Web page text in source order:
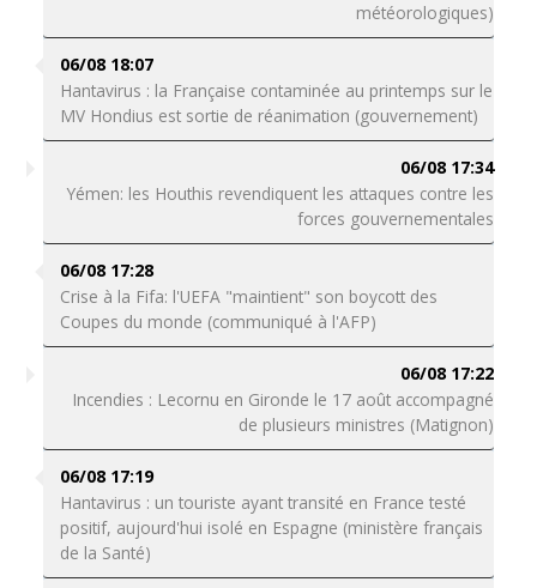
météorologiques)
06/08 18:07
Hantavirus : la Française contaminée au printemps sur le
MV Hondius est sortie de réanimation (gouvernement)
06/08 17:34
Yémen: les Houthis revendiquent les attaques contre les
forces gouvernementales
06/08 17:28
Crise à la Fifa: l'UEFA "maintient" son boycott des
Coupes du monde (communiqué à l'AFP)
06/08 17:22
Incendies : Lecornu en Gironde le 17 août accompagné
de plusieurs ministres (Matignon)
06/08 17:19
Hantavirus : un touriste ayant transité en France testé
positif, aujourd'hui isolé en Espagne (ministère français
de la Santé)